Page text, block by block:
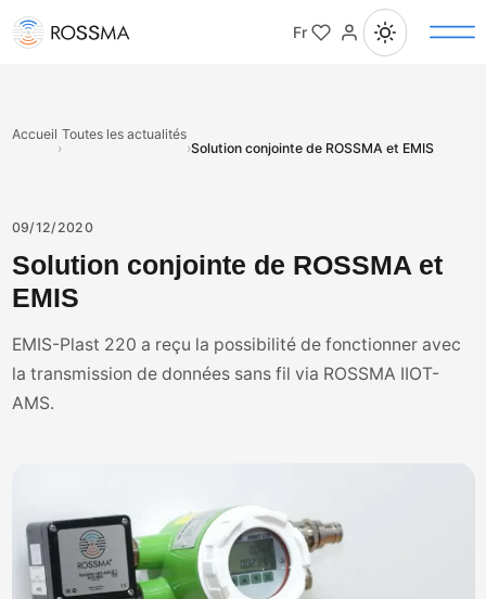
Fr
Accueil
›
Toutes les actualités
›Solution conjointe de ROSSMA et EMIS
09/12/2020
Solution conjointe de ROSSMA et
EMIS
EMIS-Plast 220 a reçu la possibilité de fonctionner avec
la transmission de données sans fil via ROSSMA IIOT-
AMS.